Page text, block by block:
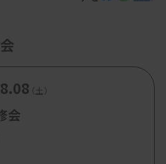
立宮崎病院 臨床検査
立病院 臨床検査技術
厚生連鶴見病院 診療
（土）
会